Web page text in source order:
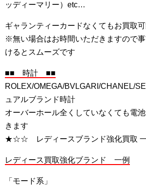
ッディーマリー）etc…
ギャランティーカードなくてもお買取
※無い場合はお時間いただきますので
けるとスムーズです
■■ 時計 ■■
ROLEX/OMEGA/BVLGARI/CHANEL/
ュアルブランド時計
オーバーホール全くしていなくても電
きます
★☆☆ レディースブランド強化買
レディース買取強化ブランド 一例
「モード系」